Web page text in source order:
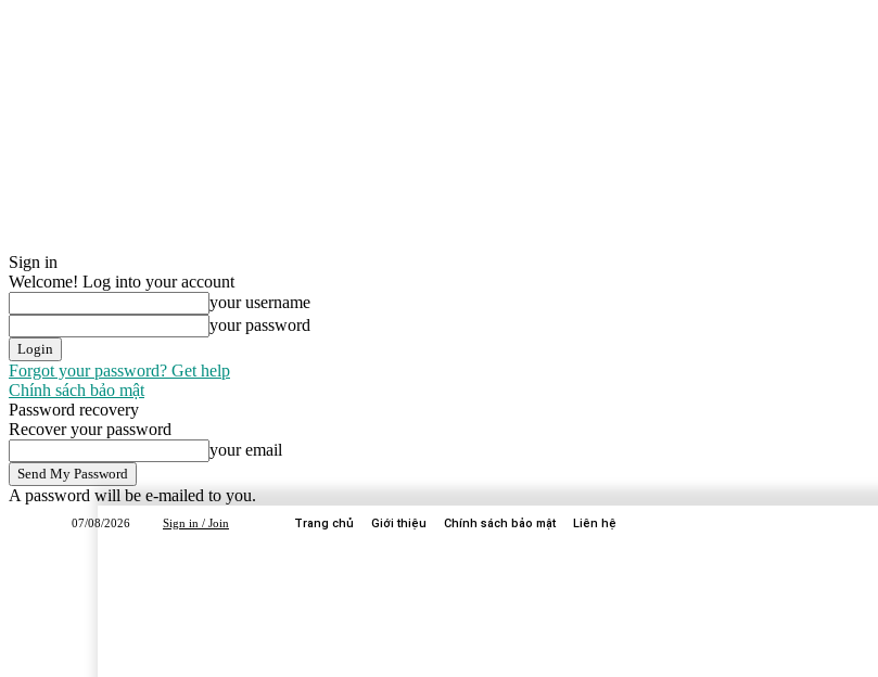
Sign in
Welcome! Log into your account
your username
your password
Forgot your password? Get help
Chính sách bảo mật
Password recovery
Recover your password
your email
A password will be e-mailed to you.
07/08/2026 Sign in / Join Trang chủ Giới thiệu Chính sách bảo mật Liên hệ